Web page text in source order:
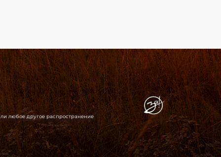
любое другое распространение